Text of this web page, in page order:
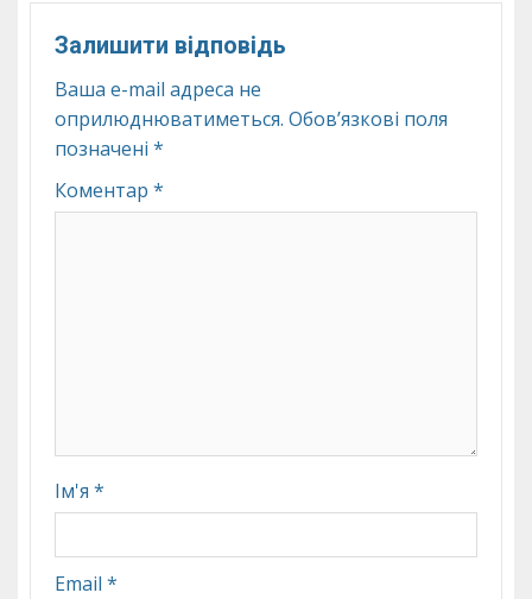
Залишити відповідь
Ваша e-mail адреса не
оприлюднюватиметься. Обов’язкові поля
позначені *
Коментар *
Ім'я *
Email *